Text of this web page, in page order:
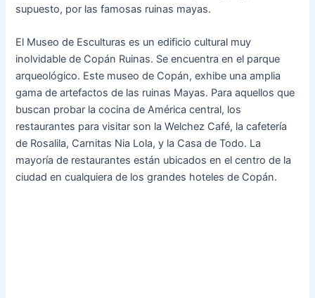
supuesto, por las famosas ruinas mayas.
El Museo de Esculturas es un edificio cultural muy
inolvidable de Copán Ruinas. Se encuentra en el parque
arqueológico. Este museo de Copán, exhibe una amplia
gama de artefactos de las ruinas Mayas. Para aquellos que
buscan probar la cocina de América central, los
restaurantes para visitar son la Welchez Café, la cafetería
de Rosalila, Carnitas Nia Lola, y la Casa de Todo. La
mayoría de restaurantes están ubicados en el centro de la
ciudad en cualquiera de los grandes hoteles de Copán.